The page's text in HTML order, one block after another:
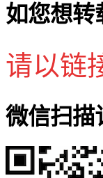
如您想转
请以链
微信扫描